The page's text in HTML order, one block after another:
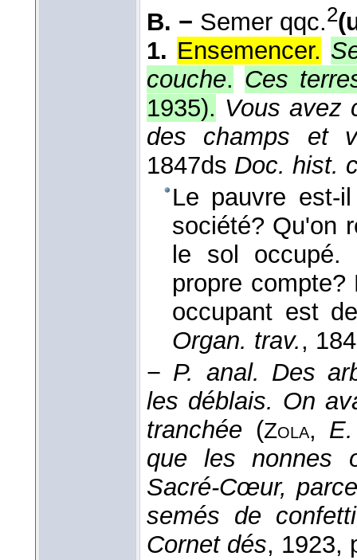
B. − Semer qqc.2
1. Ensemencer.
couche. Ces
1935). Vous avez
des champs et
1847ds Doc. hist.
Le pauvre est-
société? Qu'on
le sol
propre
occupant est
Organ. trav.,
− P. anal. Des
les déblais. On
tranchée (Zola,
que les nonnes
Sacré-Cœur,
semés de
Cornet dés, 1923,